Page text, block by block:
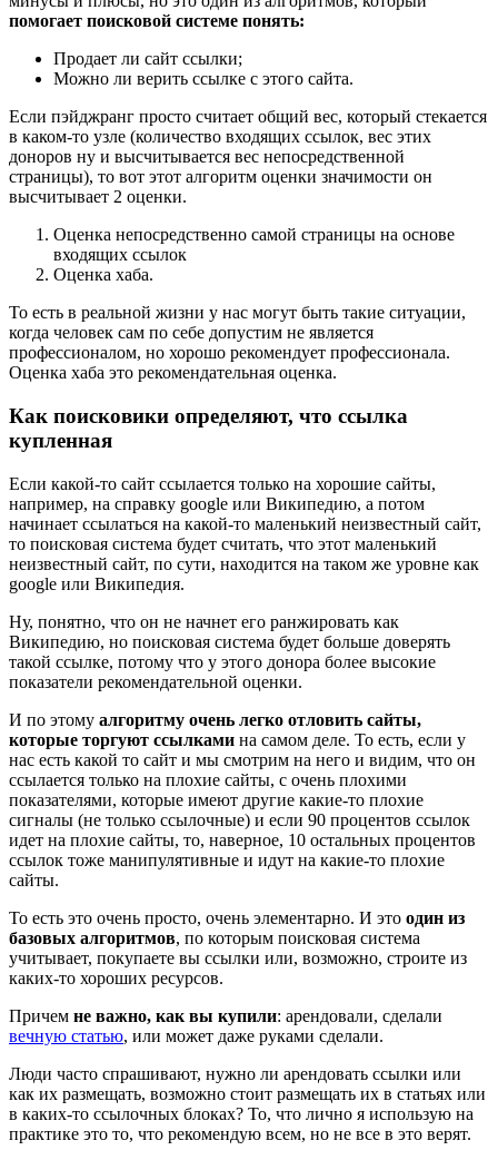
помогает поисковой системе понять:
Продает ли сайт ссылки;
Можно ли верить ссылке с этого сайта.
Если пэйджранг просто считает общий вес, который стекается
в каком-то узле (количество входящих ссылок, вес этих
доноров ну и высчитывается вес непосредственной
страницы), то вот этот алгоритм оценки значимости он
высчитывает 2 оценки.
Оценка непосредственно самой страницы на основе
входящих ссылок
Оценка хаба.
То есть в реальной жизни у нас могут быть такие ситуации,
когда человек сам по себе допустим не является
профессионалом, но хорошо рекомендует профессионала.
Оценка хаба это рекомендательная оценка.
Как поисковики определяют, что ссылка
купленная
Если какой-то сайт ссылается только на хорошие сайты,
например, на справку google или Википедию, а потом
начинает ссылаться на какой-то маленький неизвестный сайт,
то поисковая система будет считать, что этот маленький
неизвестный сайт, по сути, находится на таком же уровне как
google или Википедия.
Ну, понятно, что он не начнет его ранжировать как
Википедию, но поисковая система будет больше доверять
такой ссылке, потому что у этого донора более высокие
показатели рекомендательной оценки.
И по этому алгоритму очень легко отловить сайты,
которые торгуют ссылками на самом деле. То есть, если у
нас есть какой то сайт и мы смотрим на него и видим, что он
ссылается только на плохие сайты, с очень плохими
показателями, которые имеют другие какие-то плохие
сигналы (не только ссылочные) и если 90 процентов ссылок
идет на плохие сайты, то, наверное, 10 остальных процентов
ссылок тоже манипулятивные и идут на какие-то плохие
сайты.
То есть это очень просто, очень элементарно. И это один из
базовых алгоритмов, по которым поисковая система
учитывает, покупаете вы ссылки или, возможно, строите из
каких-то хороших ресурсов.
Причем не важно, как вы купили: арендовали, сделали
вечную статью, или может даже руками сделали.
Люди часто спрашивают, нужно ли арендовать ссылки или
как их размещать, возможно стоит размещать их в статьях или
в каких-то ссылочных блоках? То, что лично я использую на
практике это то, что рекомендую всем, но не все в это верят.